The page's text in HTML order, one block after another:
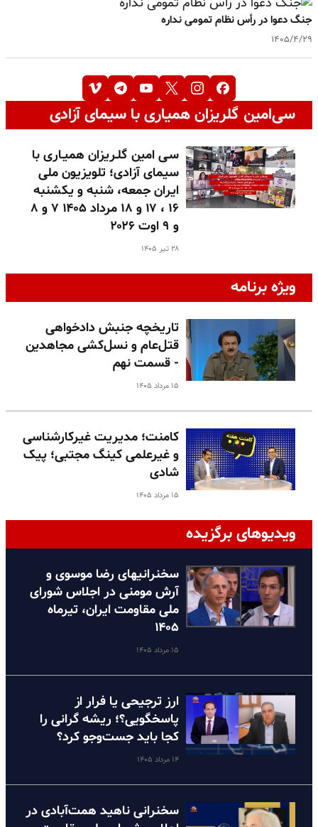
جنگ دعوا در رأس نظام تمومی نداره
۱۴۰۵/۴/۲۹
سی‌امین گلریزان همیاری با سیمای آزادی
سـی امین گلـریزان همیـاری با
سیمای آزادی؛ تلویزیون ملی
ایران جمعه، شنبه و یکشنبه
۱۶ ، ۱۷ و ۱۸ مرداد ۱۴۰۵ ۷ و ۸
و ۹ اوت ۲۰۲۶
۲۸ تیر ۱۴۰۵
ویژه برنامه
تاریخچه جنبش دادخواهی
قتل‌عام و نسل‌کشی مجاهدین
- قسمت نهم
۱۵ مرداد ۱۴۰۵
کامنت؛ مدیریت غیرکارشناسی
و غیرعلمی کینگ مجتبی؛ پیک
شادی
۱۵ مرداد ۱۴۰۵
ویدیوهای برگزیده
سخنرانیهای رضا موسوی و
آرش مومنی در اجلاس شورای
ملی مقاومت ایران، تیرماه
۱۴۰۵
۱۵ مرداد ۱۴۰۵
ارز ترجیحی یا فرار از
پاسخگویی؟؛ ریشه گرانی را
کجا باید جست‌وجو کرد؟
۱۴ مرداد ۱۴۰۵
سخنرانی ناهید همت‌آبادی در